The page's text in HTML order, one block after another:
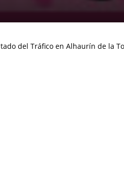
del Tráfico en Alhaurín de la